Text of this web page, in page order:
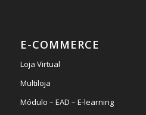
E-COMMERCE
Loja Virtual
Multiloja
Módulo – EAD – E-learning